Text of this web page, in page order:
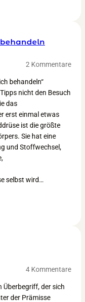
2 Kommentare
behandeln“
nicht den Besuch
das
erst einmal etwas
ist die größte
Sie hat eine
und Stoffwechsel,
selbst wird…
4 Kommentare
Überbegriff, der sich
der Prämisse